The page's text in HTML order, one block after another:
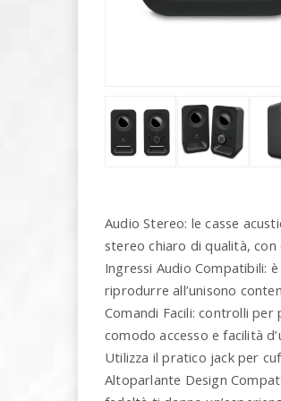
Audio Stereo: le casse
stereo chiaro di qualità,
Ingressi Audio Compatibili:
riprodurre all’unisono
Comandi Facili: controlli
comodo accesso e facilità
Utilizza il pratico jack per
Altoparlante Design